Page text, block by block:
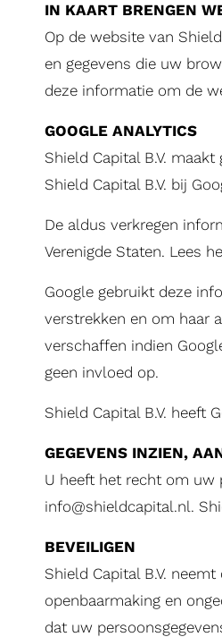
IN KAART BRENGEN
Op de website van
en gegevens die uw
deze informatie om de
GOOGLE ANALYTICS
Shield Capital B.V.
Shield Capital B.V. bij
De aldus verkregen
Verenigde Staten. Lees
Google gebruikt deze
verstrekken en om haar
verschaffen indien
geen invloed op.
Shield Capital B.V. heeft
GEGEVENS INZIEN,
U heeft het recht om uw
info@shieldcapital.nl.
BEVEILIGEN
Shield Capital B.V.
openbaarmaking en
dat uw